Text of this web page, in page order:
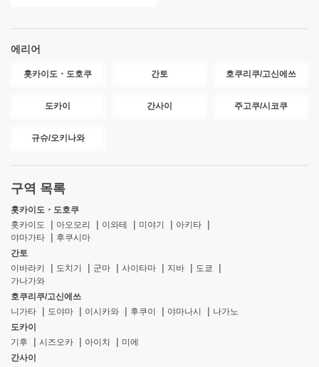
에리어
홋카이도・도호쿠 간토 호쿠리쿠/고신에쓰
도카이 간사이 주고쿠/시코쿠
규슈/오키나와
구역 목록
홋카이도・도호쿠
홋카이도
아오모리 이와테 미야기
아키타
야마가타
후쿠시마
간토
이바라키
도치기 군마 사이타마 지바
도쿄
가나가와
호쿠리쿠/고신에쓰
니가타
도야마 이시카와 후쿠이 야마나시
나가노
도카이
기후
시즈오카 아이치
미에
간사이